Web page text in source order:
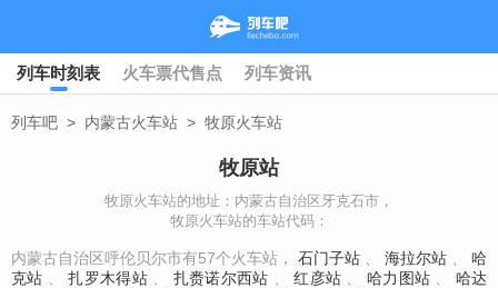
列车时刻表 火车票代售点 列车资讯
列车吧 > 内蒙古火车站 > 牧原火车站
牧原站
牧原火车站的地址：内蒙古自治区牙克石市，
牧原火车站的车站代码：
内蒙古自治区呼伦贝尔市有57个火车站， 石门子站 海拉尔站
哈
克站
扎罗木得站 扎赉诺尔西站 红彦站 哈力图站
哈达